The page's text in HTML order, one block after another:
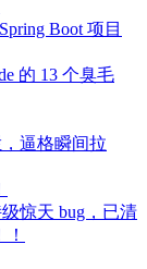
Boot 项目
的 13 个臭毛
逼格瞬间拉
惊天 bug，已清